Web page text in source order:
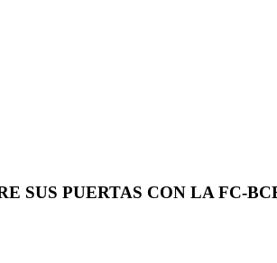
SUS PUERTAS CON LA FC-